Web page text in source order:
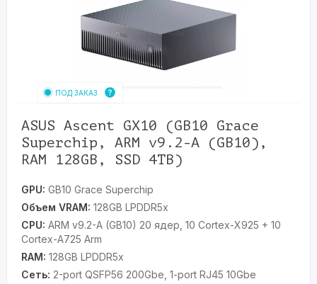
ПОД ЗАКАЗ
ASUS Ascent GX10 (GB10 Grace
Superchip, ARM v9.2-A (GB10),
RAM 128GB, SSD 4TB)
GPU: GB10 Grace Superchip
Объем VRAM: 128GB LPDDR5x
CPU: ARM v9.2-A (GB10) 20 ядер, 10 Cortex-X925 + 10
Cortex-A725 Arm
RAM: 128GB LPDDR5x
Сеть: 2-port QSFP56 200Gbe, 1-port RJ45 10Gbe